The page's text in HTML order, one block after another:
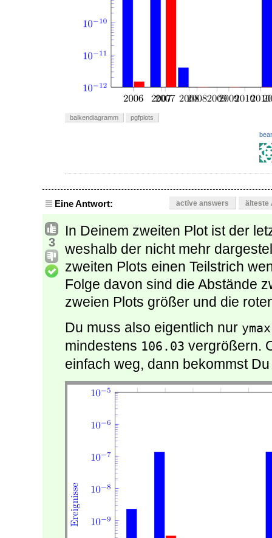
balkendiagramm pgfplots
Eine Antwort: active answers älteste
3
In Deinem zweiten Plot ist der
weshalb der nicht mehr
zweiten Plots einen Teilstrich
Folge davon sind die Abstände
zweien Plots größer und die
Du muss also eigentlich nur ymax
mindestens 106.03 vergrößern.
einfach weg, dann bekommst Du